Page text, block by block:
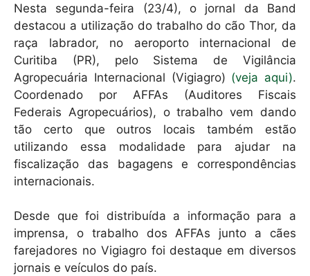
Nesta segunda-feira (23/4), o jornal da Band
destacou a utilização do trabalho do cão Thor, da
raça labrador, no aeroporto internacional de
Curitiba (PR), pelo Sistema de Vigilância
Agropecuária Internacional (Vigiagro) (veja aqui).
Coordenado por AFFAs (Auditores Fiscais
Federais Agropecuários), o trabalho vem dando
tão certo que outros locais também estão
utilizando essa modalidade para ajudar na
fiscalização das bagagens e correspondências
internacionais.
Desde que foi distribuída a informação para a
imprensa, o trabalho dos AFFAs junto a cães
farejadores no Vigiagro foi destaque em diversos
jornais e veículos do país.